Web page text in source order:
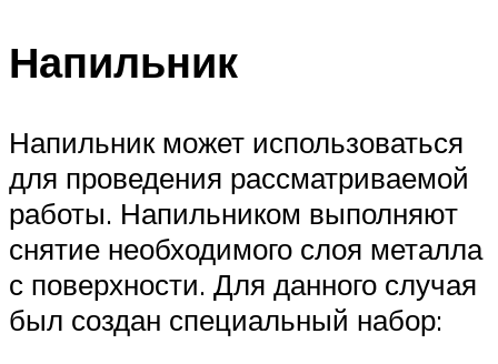
Напильник
Напильник может использоваться
для проведения рассматриваемой
работы. Напильником выполняют
снятие необходимого слоя металла
с поверхности. Для данного случая
был создан специальный набор: